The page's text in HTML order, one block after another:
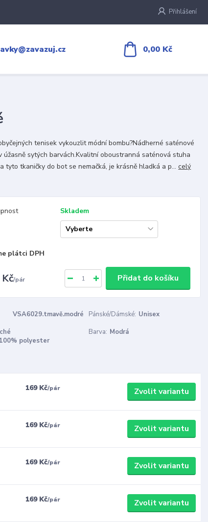
Přihlášení
0,00 Kč
tenisek vykouzlit módní bombu?Nádherné saténové
úžasně sytých barvách.Kvalitní oboustranná saténová stuha
tyto tkaničky do bot se nemačká, je krásně hladká a p...celý
Skladem
plátci DPH
/pár Přidat do košíku
VSA6029.tmavě.modré Pánské/Dámské: Unisex
Barva: Modrá
100% polyester
169 Kč/pár Zvolit variantu
169 Kč/pár Zvolit variantu
169 Kč/pár Zvolit variantu
169 Kč/pár Zvolit variantu